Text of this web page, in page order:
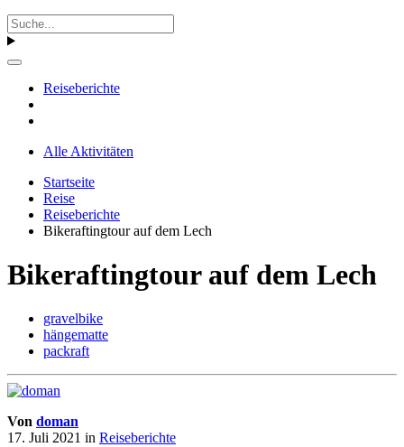
Reiseberichte
Alle Aktivitäten
Startseite
Reise
Reiseberichte
Bikeraftingtour auf dem Lech
Bikeraftingtour auf dem Lech
gravelbike
hängematte
packraft
Von doman
17. Juli 2021 in Reiseberichte